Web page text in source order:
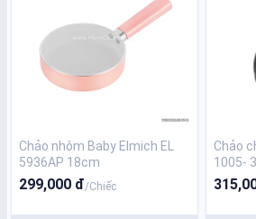
Chảo nhôm Baby Elmich EL
5936AP 18cm
299,000 đ/Chiếc
Chảo
1005-